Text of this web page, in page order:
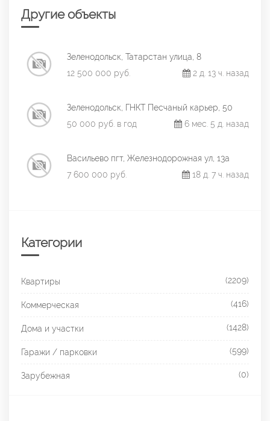
Другие объекты
Зеленодольск, Татарстан улица, 8
12 500 000 руб.
2 д. 13 ч. назад
Зеленодольск, ГНКТ Песчаный карьер, 50
50 000 руб. в год
6 мес. 5 д. назад
Васильево пгт, Железнодорожная ул, 13а
7 600 000 руб.
18 д. 7 ч. назад
Категории
Квартиры (2209)
Коммерческая (416)
Дома и участки (1428)
Гаражи / парковки (599)
Зарубежная (0)